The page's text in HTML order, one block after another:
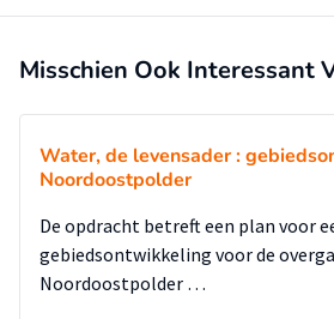
Misschien Ook Interessant
Water, de levensader :
Noordoostpolder
De opdracht betreft een plan voor
gebiedsontwikkeling voor de
Noordoostpolder …